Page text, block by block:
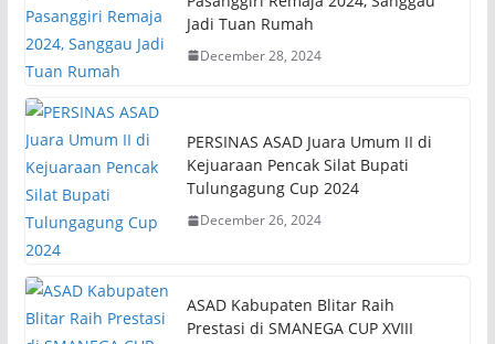
Jadi Tuan Rumah
December 28, 2024
PERSINAS ASAD Juara Umum II di
Kejuaraan Pencak Silat Bupati
Tulungagung Cup 2024
December 26, 2024
ASAD Kabupaten Blitar Raih
Prestasi di SMANEGA CUP XVIII